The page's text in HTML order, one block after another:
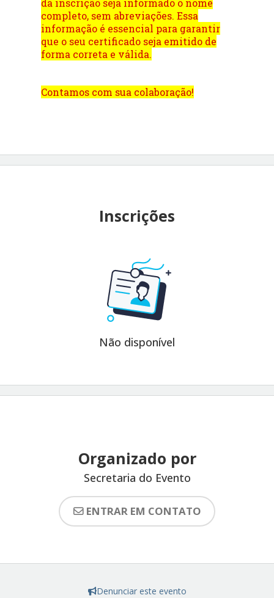
completo, sem abreviações. Essa
informação é essencial para garantir
que o seu certificado seja emitido de
forma correta e válida.
Contamos com sua colaboração!
Inscrições
Não disponível
Organizado por
Secretaria do Evento
ENTRAR EM CONTATO
Denunciar este evento